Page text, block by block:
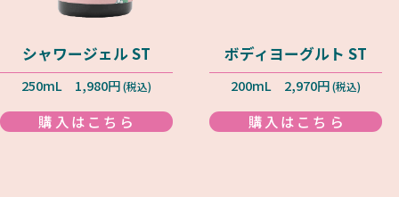
シャワージェル ST
250mL 1,980円(税込)
購入はこちら
ボディヨーグルト ST
200mL 2,970円(税込)
購入はこちら